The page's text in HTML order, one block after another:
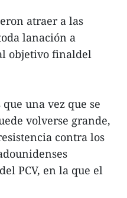
atraer a las
lanación a
objetivo finaldel
una vez que se
volverse grande,
contra los
PCV, en la que el